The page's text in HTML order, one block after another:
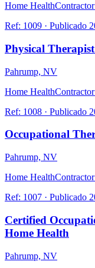
Home Health
Ref: 1009 · Publicado
Physical
Pahrump, NV
Home Health
Ref: 1008 · Publicado
Occupational
Pahrump, NV
Home Health
Ref: 1007 · Publicado
Certified
Home Health
Pahrump, NV